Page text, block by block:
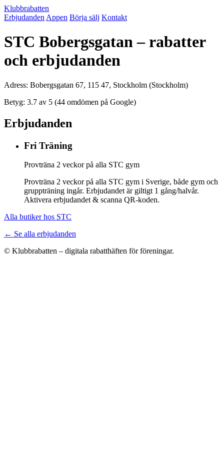
Klubbrabatten
Erbjudanden Appen Börja sälj Kontakt
STC Bobergsgatan – rabatter
och erbjudanden
Adress: Bobergsgatan 67, 115 47, Stockholm (Stockholm)
Betyg: 3.7 av 5 (44 omdömen på Google)
Erbjudanden
Fri Träning
Provträna 2 veckor på alla STC gym
Provträna 2 veckor på alla STC gym i Sverige, både gym och
gruppträning ingår. Erbjudandet är giltigt 1 gång/halvår.
Aktivera erbjudandet & scanna QR-koden.
Alla butiker hos STC
← Se alla erbjudanden
© Klubbrabatten – digitala rabatthäften för föreningar.